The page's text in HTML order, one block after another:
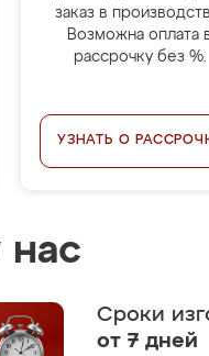
заказ в
Возможна оплата
рассрочку без %.
УЗНАТЬ О
нас
Сроки
от 7 дней